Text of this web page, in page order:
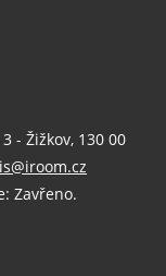
- Žižkov, 130 00
Zavřeno.